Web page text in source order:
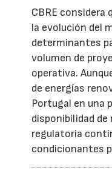
CBRE considera
la evolución del
determinantes
volumen de
operativa.
de energías
Portugal en una
disponibilidad de
regulatoria
condicionantes